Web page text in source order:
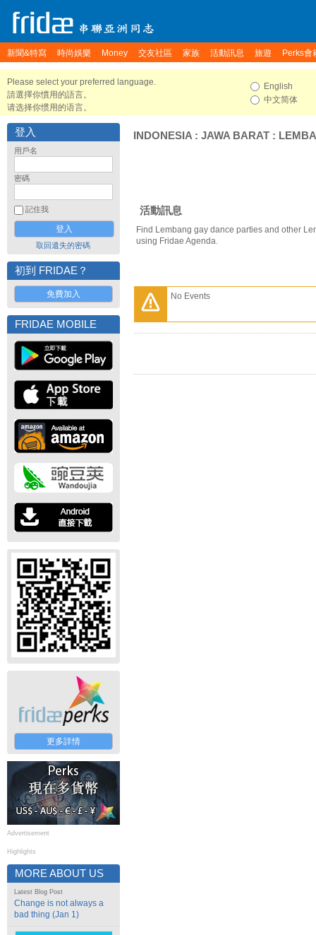
新聞&特寫 時尚娛樂 Money 交友社區 家族 活動訊息 旅遊 Perks會
Please select your preferred language.
請選擇你慣用的語言。
请选择你惯用的语言。
English
中文简体
登入
用戶名
密碼
記住我
取回遺失的密碼
初到 FRIDAE？
免費加入
FRIDAE MOBILE
更多詳情
Advertisement
Highlights
MORE ABOUT US
Latest Blog Post
Change is not always a
bad thing (Jan 1)
INDONESIA : JAWA BARAT :
活動訊息
Find Lembang gay dance parties and other
using Fridae Agenda.
No Events